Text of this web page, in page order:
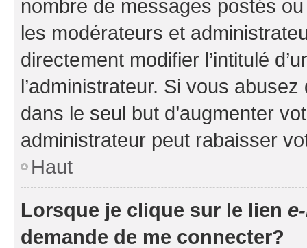
nombre de messages postés
les modérateurs et
directement modifier l’intitulé
l’administrateur. Si vous
dans le seul but d’augmenter
administrateur peut rabaisser
Haut
Lorsque je clique sur le lien
demande de me connecter?